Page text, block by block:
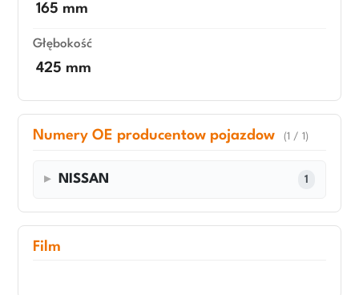
165 mm
Głębokość
425 mm
Numery OE producentow pojazdow (1 / 1)
NISSAN 1
Film